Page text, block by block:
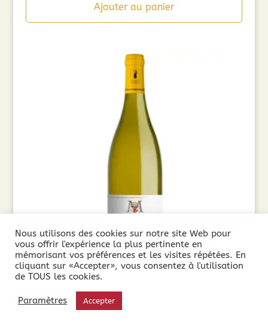
Ajouter au panier
Domaine Martinolles Chardonnay (75cl) 2024
8,85€
Nous utilisons des cookies sur notre site Web pour
vous offrir l'expérience la plus pertinente en
mémorisant vos préférences et les visites répétées. En
cliquant sur «Accepter», vous consentez à l'utilisation
de TOUS les cookies.
Paramètres Accepter